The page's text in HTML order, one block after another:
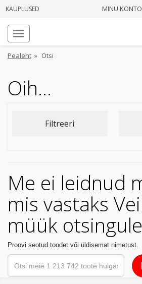
KAUPLUSED MINU KONTO
Pealeht » Otsi
Oih...
Filtreeri
Me ei leidnud
mis vastaks
müük otsingule
Proovi seotud toodet või üldisemat nimetust.
Info
Fotokaubad
IT
Elektroonika
Kodu
&